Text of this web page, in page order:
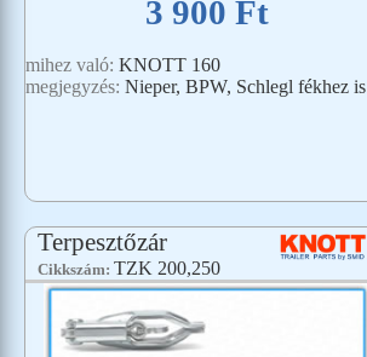
3 900 Ft
mihez való: KNOTT 160
megjegyzés: Nieper, BPW, Schlegl fékhez is
Terpesztőzár
Cikkszám: TZK 200,250